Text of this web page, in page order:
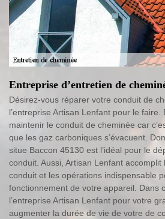
Entreprise d’entretien de
Désirez-vous réparer votre conduit de
l’entreprise Artisan Lenfant pour le faire.
maintenir le conduit de cheminée car
que les gaz carboniques s’évacuent.
situe Baccon 45130 est l’idéal pour le
conduit. Aussi, Artisan Lenfant
conduit et les opérations indispensable
fonctionnement de votre appareil. Dans
l’entreprise Artisan Lenfant pour votre
augmenter la durée de vie de votre de